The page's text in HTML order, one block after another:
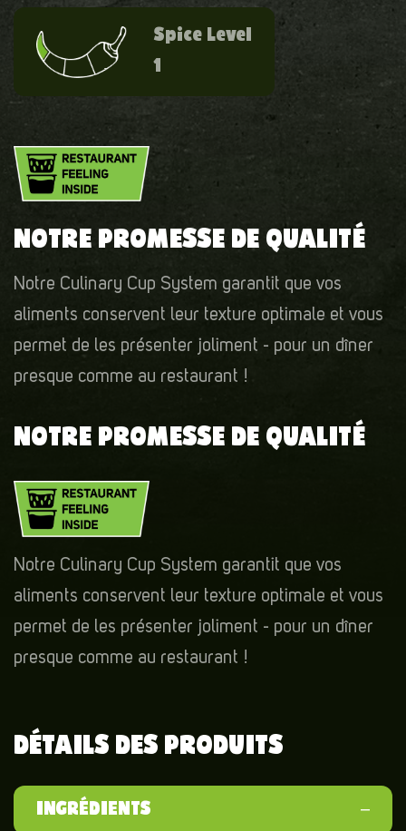
Spice Level
1
NOTRE PROMESSE DE QUALITÉ
Notre Culinary Cup System garantit que vos
aliments conservent leur texture optimale et vous
permet de les présenter joliment - pour un dîner
presque comme au restaurant !
NOTRE PROMESSE DE QUALITÉ
Notre Culinary Cup System garantit que vos
aliments conservent leur texture optimale et vous
permet de les présenter joliment - pour un dîner
presque comme au restaurant !
DÉTAILS DES PRODUITS
INGRÉDIENTS